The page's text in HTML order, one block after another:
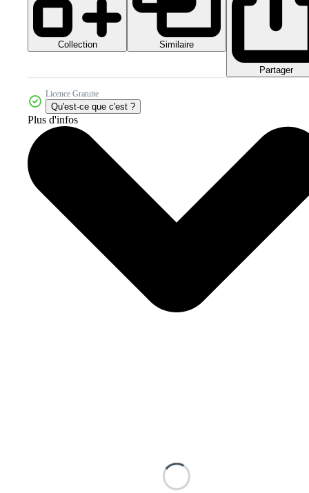
Collection Similaire
Partager
Licence Gratuite
Qu'est-ce que c'est ?
Plus d'infos